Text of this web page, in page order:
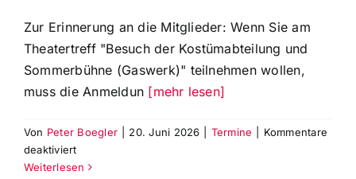
Zur Erinnerung an die Mitglieder: Wenn Sie am
Theatertreff "Besuch der Kostümabteilung und
Sommerbühne (Gaswerk)" teilnehmen wollen,
muss die Anmeldun [mehr lesen]
Von Peter Boegler 20. Juni 2026 Termine
Kommentare
deaktiviertfür
Anmeldung
Weiterlesen